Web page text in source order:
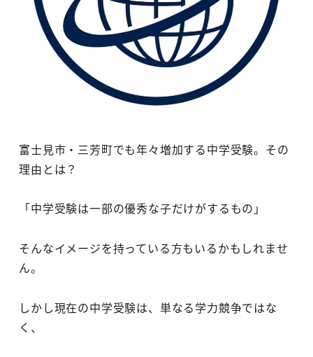
富士見市・三芳町でも年々増加する中学受験。その
理由とは？
「中学受験は一部の優秀な子だけがするもの」
そんなイメージを持っている方もいるかもしれませ
ん。
しかし現在の中学受験は、単なる学力競争ではな
く、